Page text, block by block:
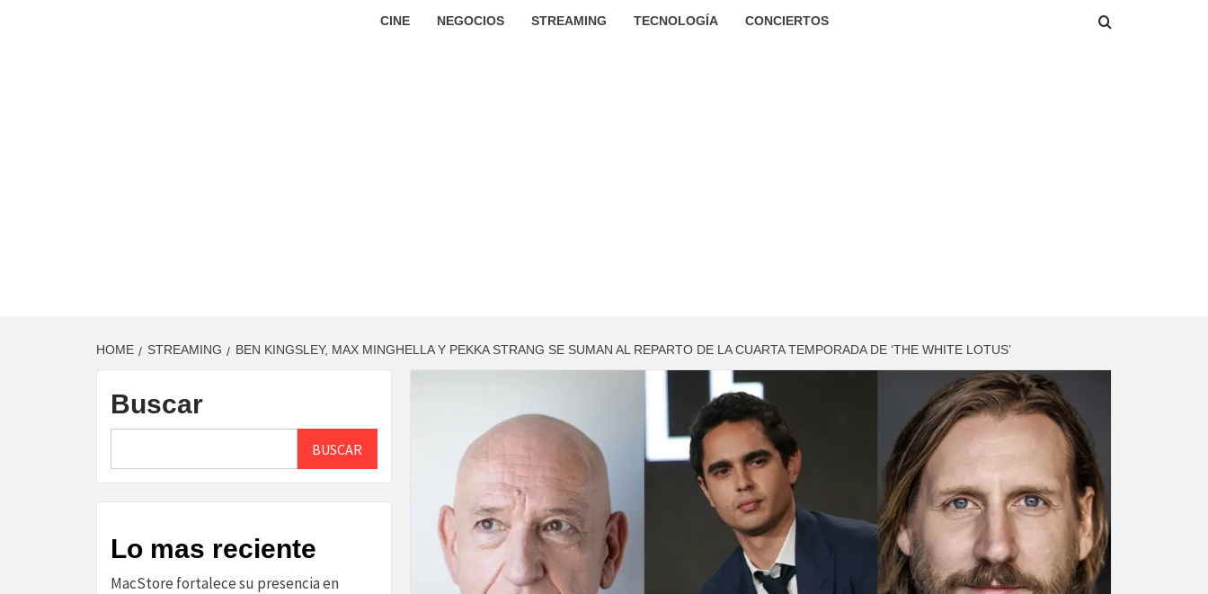
CINE NEGOCIOS STREAMING TECNOLOGÍA CONCIERTOS
HOME STREAMING BEN KINGSLEY, MAX MINGHELLA Y PEKKA STRANG SE SUMAN AL REPARTO DE LA CUARTA TEMPORADA DE ‘THE WHITE LOTUS’
Buscar
BUSCAR
Lo mas reciente
MacStore fortalece su presencia en